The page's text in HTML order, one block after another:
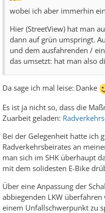
wobei ich aber immerhin
Hier (StreetView) hat man
dann auf grün umspringt.
und dem ausfahrenden /
das umsetzt: hat man also
Da sage ich mal leise: Danke
Es ist ja nicht so, dass die
Zuarbeit geladen:
Bei der Gelegenheit hatte ich
Radverkehrsbeirates an
man sich im SHK überhaupt
mit dem solidesten E-Bike
Über eine Anpassung der
abbiegenden LKW
einem Unfallschwerpunkt zu